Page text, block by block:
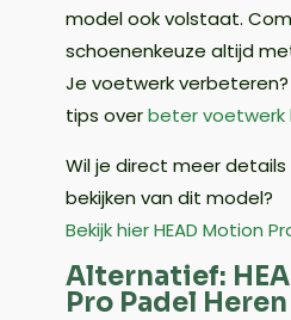
model ook volstaat.
schoenenkeuze altijd
Je voetwerk
tips overbeter voetwerk
Wil je direct meer
bekijken van dit model?
Bekijk hier HEAD Motion
Alternatief:
Pro Padel Heren